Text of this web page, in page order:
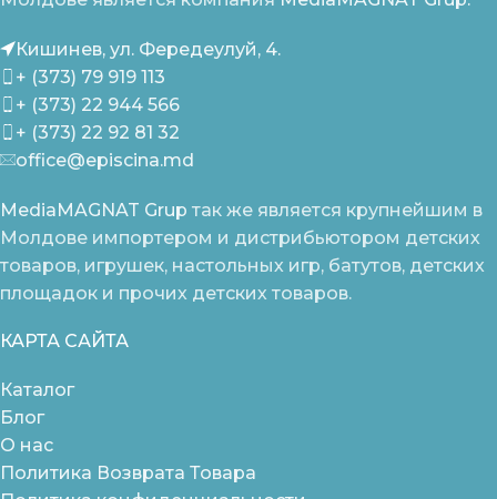
Кишинев, ул. Фередеулуй, 4.
+ (373) 79 919 113
+ (373) 22 944 566
+ (373) 22 92 81 32
office@episcina.md
MediaMAGNAT Grup так же является крупнейшим в
Молдове импортером и дистрибьютором детских
товаров, игрушек, настольных игр, батутов, детских
площадок и прочих детских товаров.
КАРТА САЙТА
Каталог
Блог
О нас
Политика Возврата Товара